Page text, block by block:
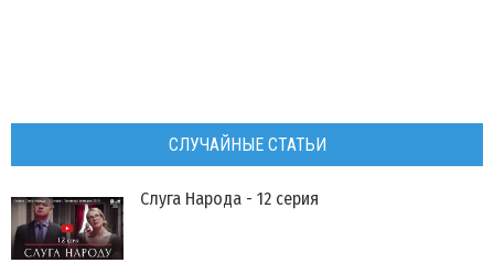
СЛУЧАЙНЫЕ СТАТЬИ
Слуга Народа - 12 серия